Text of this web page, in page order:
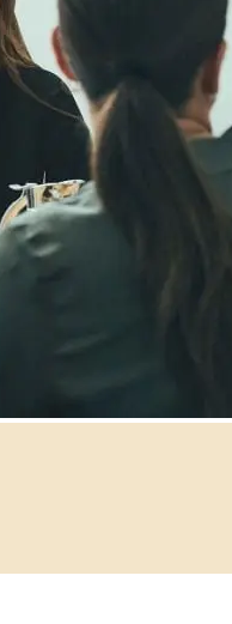
i en raskt skiftende verden